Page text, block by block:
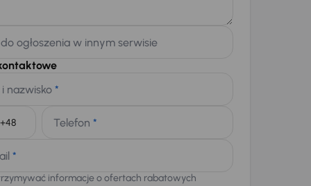
ogłoszenia w innym serwisie
nazwisko *
Telefon *
*
informacje o ofertach rabatowych